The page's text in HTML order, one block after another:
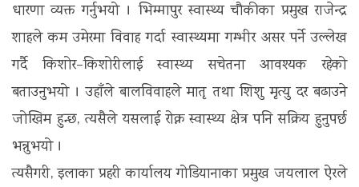
धारणा व्यक्त गर्नुभयो । भिम्मापुर स्वास्थ्य चौकीका प्रमुख राजेन्द्र
शाहले कम उमेरमा विवाह गर्दा स्वास्थ्यमा गम्भीर असर पर्ने उल्लेख
गर्दै किशोर–किशोरीलाई स्वास्थ्य सचेतना आवश्यक रहेको
बताउनुभयो । उहाँले बालविवाहले मातृ तथा शिशु मृत्यु दर बढाउने
जोखिम हुन्छ, त्यसैले यसलाई रोक्न स्वास्थ्य क्षेत्र पनि सक्रिय हुनुपर्छ
भन्नुभयो ।
त्यसैगरी, इलाका प्रहरी कार्यालय गोडियानाका प्रमुख जयलाल ऐरले